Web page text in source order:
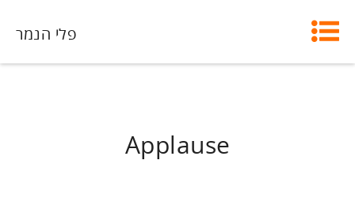
פלי הנמר
Applause